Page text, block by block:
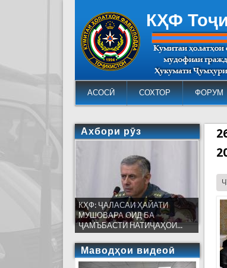
КҲФ
АСОСӢ СОХТОР ФОРУМ
Ахбори рӯз
КҲФ: ҶАЛАСАИ ҲАЙАТИ
МУШОВАРА ОИД БА
ҶАМЪБАСТИ НАТИҶАҲОИ...
Маводҳои видеоӣ